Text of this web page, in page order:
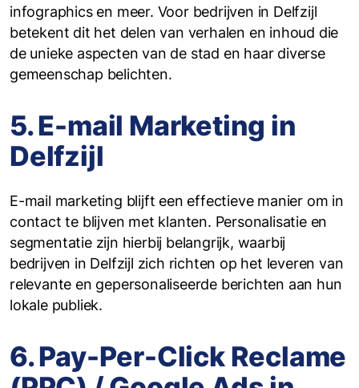
infographics en meer. Voor bedrijven in Delfzijl
betekent dit het delen van verhalen en inhoud die
de unieke aspecten van de stad en haar diverse
gemeenschap belichten.
5. E-mail Marketing in
Delfzijl
E-mail marketing blijft een effectieve manier om in
contact te blijven met klanten. Personalisatie en
segmentatie zijn hierbij belangrijk, waarbij
bedrijven in Delfzijl zich richten op het leveren van
relevante en gepersonaliseerde berichten aan hun
lokale publiek.
6. Pay-Per-Click Reclame